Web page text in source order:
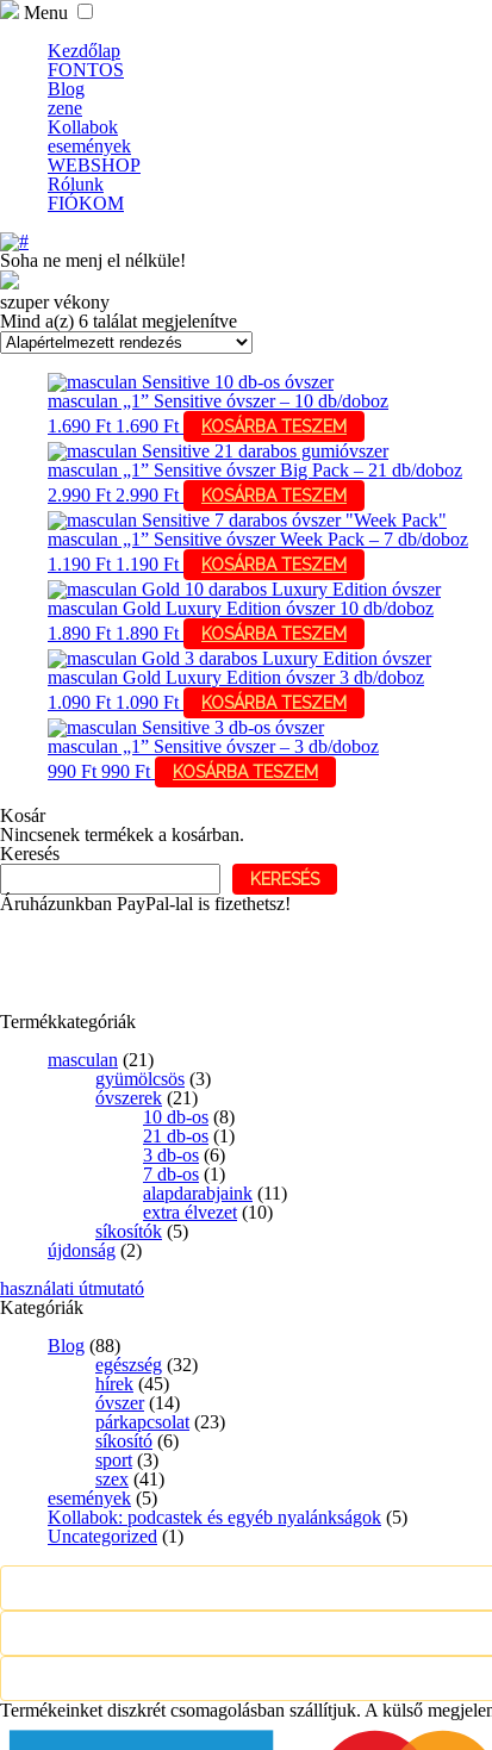
Menu
Kezdőlap
FONTOS
Blog
zene
Kollabok
események
WEBSHOP
Rólunk
FIÓKOM
Soha ne menj el nélküle!
szuper vékony
Mind a(z) 6 találat megjelenítve
masculan „1” Sensitive óvszer – 10 db/doboz
1.690 Ft 1.690 Ft KOSÁRBA TESZEM
masculan „1” Sensitive óvszer Big Pack – 21 db/doboz
2.990 Ft 2.990 Ft KOSÁRBA TESZEM
masculan „1” Sensitive óvszer Week Pack – 7 db/doboz
1.190 Ft 1.190 Ft KOSÁRBA TESZEM
masculan Gold Luxury Edition óvszer 10 db/doboz
1.890 Ft 1.890 Ft KOSÁRBA TESZEM
masculan Gold Luxury Edition óvszer 3 db/doboz
1.090 Ft 1.090 Ft KOSÁRBA TESZEM
masculan „1” Sensitive óvszer – 3 db/doboz
990 Ft 990 Ft KOSÁRBA TESZEM
Kosár
Nincsenek termékek a kosárban.
Keresés
KERESÉS
Áruházunkban PayPal-lal is fizethetsz!
Termékkategóriák
masculan (21)
gyümölcsös (3)
óvszerek (21)
10 db-os (8)
21 db-os (1)
3 db-os (6)
7 db-os (1)
alapdarabjaink (11)
extra élvezet (10)
síkosítók (5)
újdonság (2)
használati útmutató
Kategóriák
Blog (88)
egészség (32)
hírek (45)
óvszer(14)
párkapcsolat (23)
síkosító (6)
sport (3)
szex (41)
események (5)
Kollabok: podcastek és egyéb nyalánkságok (5)
Uncategorized (1)
Termékeinket diszkrét csomagolásban szállítjuk. A külső